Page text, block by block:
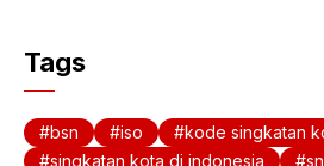
c
e
b
A
Tags
bsn iso
kode singkatan
singkatan kota di indonesia